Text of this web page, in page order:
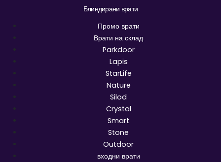
Блиндирани врати
Промо врати
Врати на склад
Parkdoor
Lapis
StarLife
Nature
Silod
Crystal
Smart
Stone
Outdoor
входни врати